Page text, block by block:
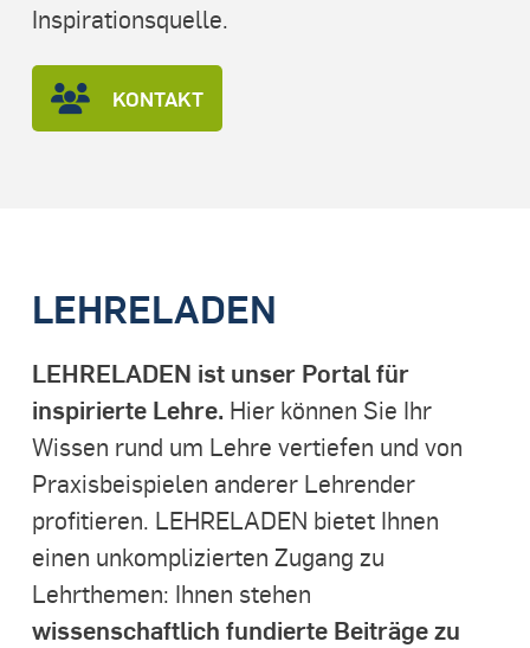
Inspirationsquelle.
KONTAKT
LEHRELADEN
LEHRELADEN ist unser Portal für
inspirierte Lehre. Hier können Sie Ihr
Wissen rund um Lehre vertiefen und von
Praxisbeispielen anderer Lehrender
profitieren. LEHRELADEN bietet Ihnen
einen unkomplizierten Zugang zu
Lehrthemen: Ihnen stehen
wissenschaftlich fundierte Beiträge zu